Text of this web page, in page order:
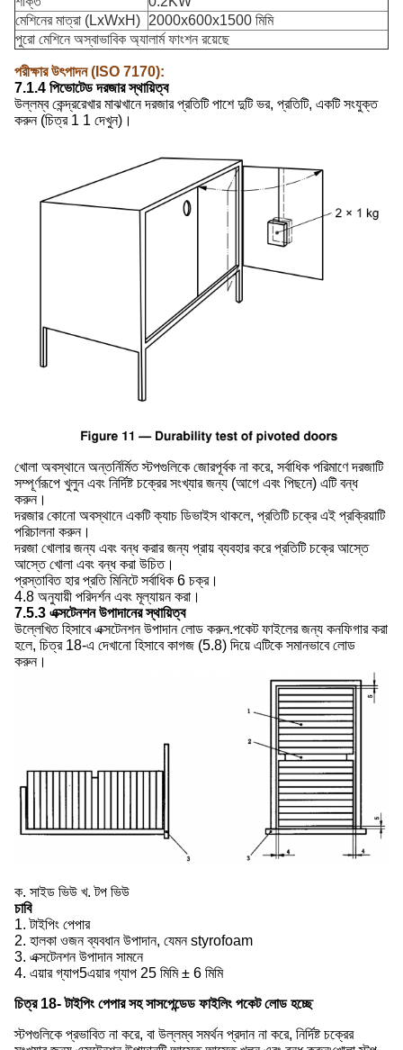
মেশিনের মাত্রা (LxWxH) 2000x600x1500 মিমি
পুরো মেশিনে অস্বাভাবিক অ্যালার্ম ফাংশন রয়েছে
পরীক্ষার উৎপাদন (ISO 7170):
7.1.4 পিভোটেড দরজার স্থায়িত্ব
উল্লম্ব কেন্দ্ররেখার মাঝখানে দরজার প্রতিটি পাশে দুটি ভর, প্রতিটি, একটি সংযুক্ত
করুন (চিত্র 1 1 দেখুন)।
খোলা অবস্থানে অন্তর্নির্মিত স্টপগুলিকে জোরপূর্বক না করে, সর্বাধিক পরিমাণে দরজাটি
সম্পূর্ণরূপে খুলুন এবং নির্দিষ্ট চক্রের সংখ্যার জন্য (আগে এবং পিছনে) এটি বন্ধ
করুন।
দরজার কোনো অবস্থানে একটি ক্যাচ ডিভাইস থাকলে, প্রতিটি চক্রে এই প্রক্রিয়াটি
পরিচালনা করুন।
দরজা খোলার জন্য এবং বন্ধ করার জন্য প্রায় ব্যবহার করে প্রতিটি চক্রে আস্তে
আস্তে খোলা এবং বন্ধ করা উচিত।
প্রস্তাবিত হার প্রতি মিনিটে সর্বাধিক 6 চক্র।
4.8 অনুযায়ী পরিদর্শন এবং মূল্যায়ন করা।
7.5.3 এক্সটেনশন উপাদানের স্থায়িত্ব
উল্লেখিত হিসাবে এক্সটেনশন উপাদান লোড করুন.পকেট ফাইলের জন্য কনফিগার করা
হলে, চিত্র 18-এ দেখানো হিসাবে কাগজ (5.8) দিয়ে এটিকে সমানভাবে লোড
করুন।
ক. সাইড ভিউ খ. টপ ভিউ
চাবি
1. টাইপিং পেপার
2. হালকা ওজন ব্যবধান উপাদান, যেমন styrofoam
3. এক্সটেনশন উপাদান সামনে
4. এয়ার গ্যাপ5এয়ার গ্যাপ 25 মিমি ± 6 মিমি
চিত্র 18- টাইপিং পেপার সহ সাসপেন্ডেড ফাইলিং পকেট লোড হচ্ছে
স্টপগুলিকে প্রভাবিত না করে, বা উল্লম্ব সমর্থন প্রদান না করে, নির্দিষ্ট চক্রের